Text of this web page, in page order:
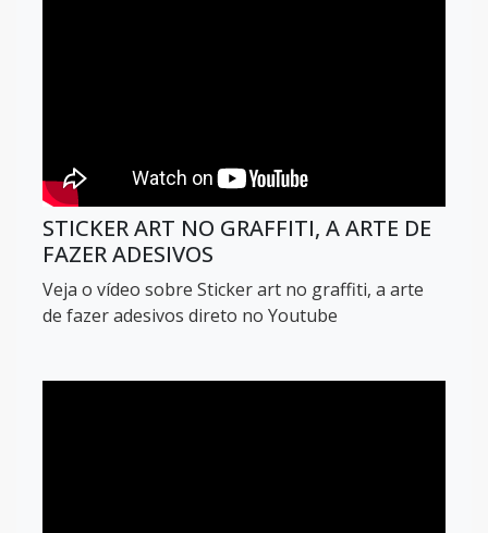
STICKER ART NO GRAFFITI, A ARTE DE
FAZER ADESIVOS
Veja o vídeo sobre Sticker art no graffiti, a arte
de fazer adesivos direto no Youtube